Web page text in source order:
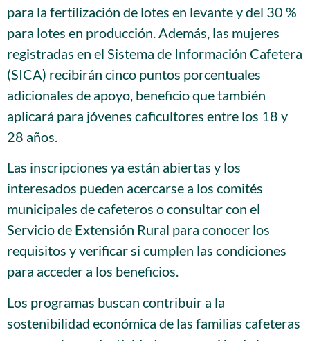
para la fertilización de lotes en levante y del 30 %
para lotes en producción. Además, las mujeres
registradas en el Sistema de Información Cafetera
(SICA) recibirán cinco puntos porcentuales
adicionales de apoyo, beneficio que también
aplicará para jóvenes caficultores entre los 18 y
28 años.
Las inscripciones ya están abiertas y los
interesados pueden acercarse a los comités
municipales de cafeteros o consultar con el
Servicio de Extensión Rural para conocer los
requisitos y verificar si cumplen las condiciones
para acceder a los beneficios.
Los programas buscan contribuir a la
sostenibilidad económica de las familias cafeteras